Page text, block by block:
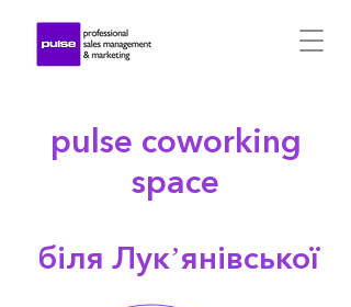
pulse coworking
space
біля Лукʼянівської